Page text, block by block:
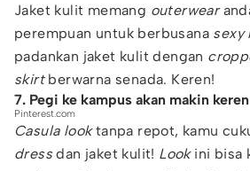
Jaket kulit memang outerwear
perempuan untuk berbusana sexy
padankan jaket kulit dengan
skirtberwarna senada. Keren!
7. Pegi ke kampus akan makin
Pinterest.com
Casula looktanpa repot, kamu
dressdan jaket kulit! Look ini bisa